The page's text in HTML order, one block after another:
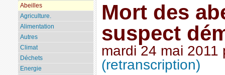
Mort des
suspect
mardi 24 mai 2011
(retranscription)
Abeilles
Agriculture.
Alimentation
Autres
Climat
Déchets
Energie